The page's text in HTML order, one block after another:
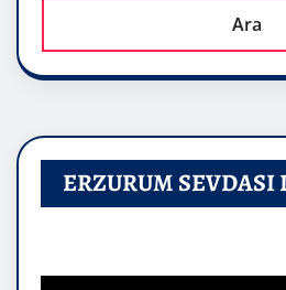
Ara
ERZURUM SEVDASI